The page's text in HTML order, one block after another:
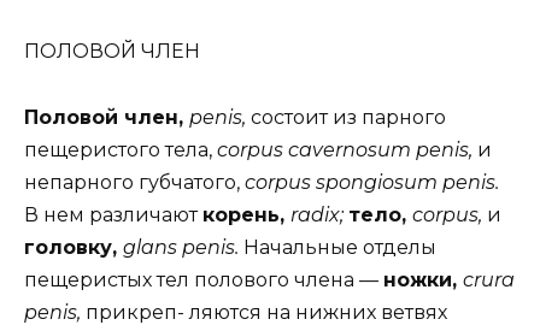
ПОЛОВОЙ ЧЛЕН
Половой член, penis, состоит из парного
пещеристого тела, corpus cavernosum penis, и
непарного губчатого, corpus spongiosum penis.
В нем различают корень, radix; тело, corpus, и
головку, glans penis. Начальные отделы
пещеристых тел полового члена — ножки, crura
penis, прикреп- ляются на нижних ветвях